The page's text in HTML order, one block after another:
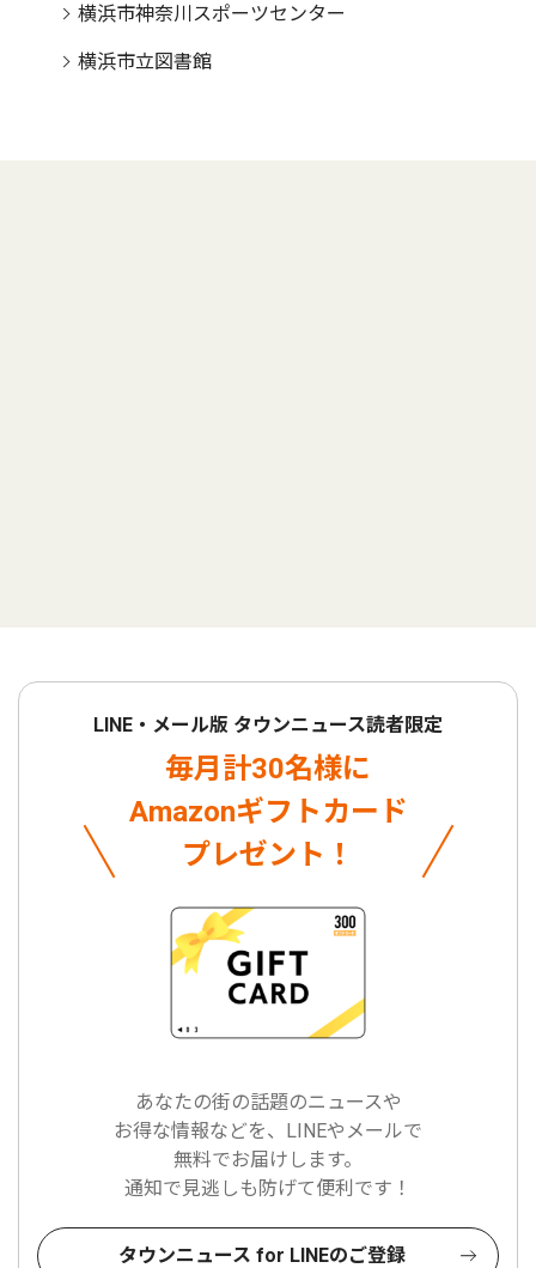
横浜市神奈川スポーツセンター
横浜市立図書館
LINE・メール版 タウンニュース読者限定
毎月計30名様に
Amazonギフトカード
プレゼント！
あなたの街の話題のニュースや
お得な情報などを、LINEやメールで
無料でお届けします。
通知で見逃しも防げて便利です！
タウンニュース for LINEのご登録